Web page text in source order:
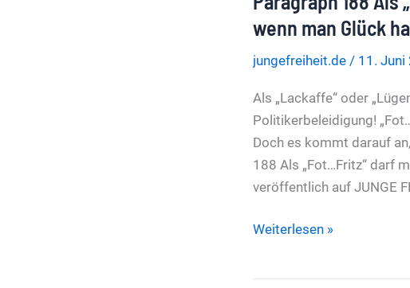
sich
Anti-
AfD-
Lehrer
wenn man Glück
jungefreiheit.de / 11. Juni
Als „Lackaffe“ oder
Politikerbeleidigung!
Doch es kommt darauf
188 Als „Fot…Fritz“ darf
veröffentlich auf JUNGE
Paragraph
Weiterlesen »